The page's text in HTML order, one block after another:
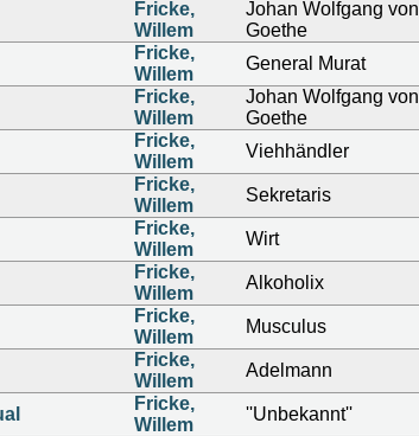
Fricke,
Willem
Johan Wolfgang von
Goethe
Fricke,
Willem
General Murat
Fricke,
Willem
Johan Wolfgang von
Goethe
Fricke,
Willem
Viehhändler
Fricke,
Willem
Sekretaris
Fricke,
Willem
Wirt
Fricke,
Willem
Alkoholix
Fricke,
Willem
Musculus
Fricke,
Willem
Adelmann
Fricke,
Willem
''Unbekannt''